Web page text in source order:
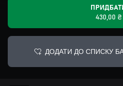
430,00 ₴
ДОДАТИ ДО СПИСКУ